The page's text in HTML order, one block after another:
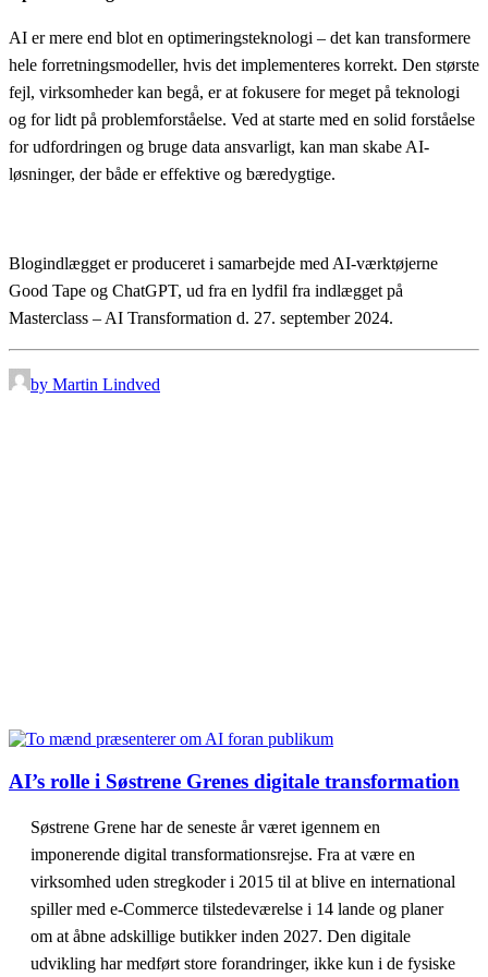
AI er mere end blot en optimeringsteknologi – det kan transformere
hele forretningsmodeller, hvis det implementeres korrekt. Den største
fejl, virksomheder kan begå, er at fokusere for meget på teknologi
og for lidt på problemforståelse. Ved at starte med en solid forståelse
for udfordringen og bruge data ansvarligt, kan man skabe AI-
løsninger, der både er effektive og bæredygtige.
Blogindlægget er produceret i samarbejde med AI-værktøjerne
Good Tape og ChatGPT, ud fra en lydfil fra indlægget på
Masterclass – AI Transformation d. 27. september 2024.
by Martin Lindved
AI’s rolle i Søstrene Grenes digitale transformation
Søstrene Grene har de seneste år været igennem en
imponerende digital transformationsrejse. Fra at være en
virksomhed uden stregkoder i 2015 til at blive en international
spiller med e-Commerce tilstedeværelse i 14 lande og planer
om at åbne adskillige butikker inden 2027. Den digitale
udvikling har medført store forandringer, ikke kun i de fysiske